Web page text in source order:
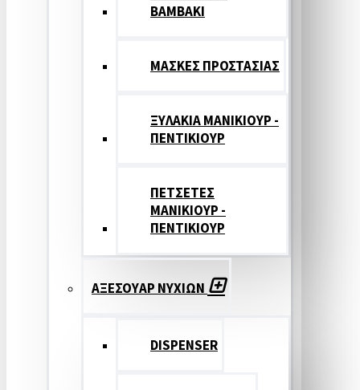
ΒΑΜΒΑΚΙ
ΜΑΣΚΕΣ ΠΡΟΣΤΑΣΙΑΣ
ΞΥΛΑΚΙΑ ΜΑΝΙΚΙΟΥΡ -
ΠΕΝΤΙΚΙΟΥΡ
ΠΕΤΣΕΤΕΣ
ΜΑΝΙΚΙΟΥΡ -
ΠΕΝΤΙΚΙΟΥΡ
ΑΞΕΣΟΥΑΡ ΝΥΧΙΩΝ
DISPENSER